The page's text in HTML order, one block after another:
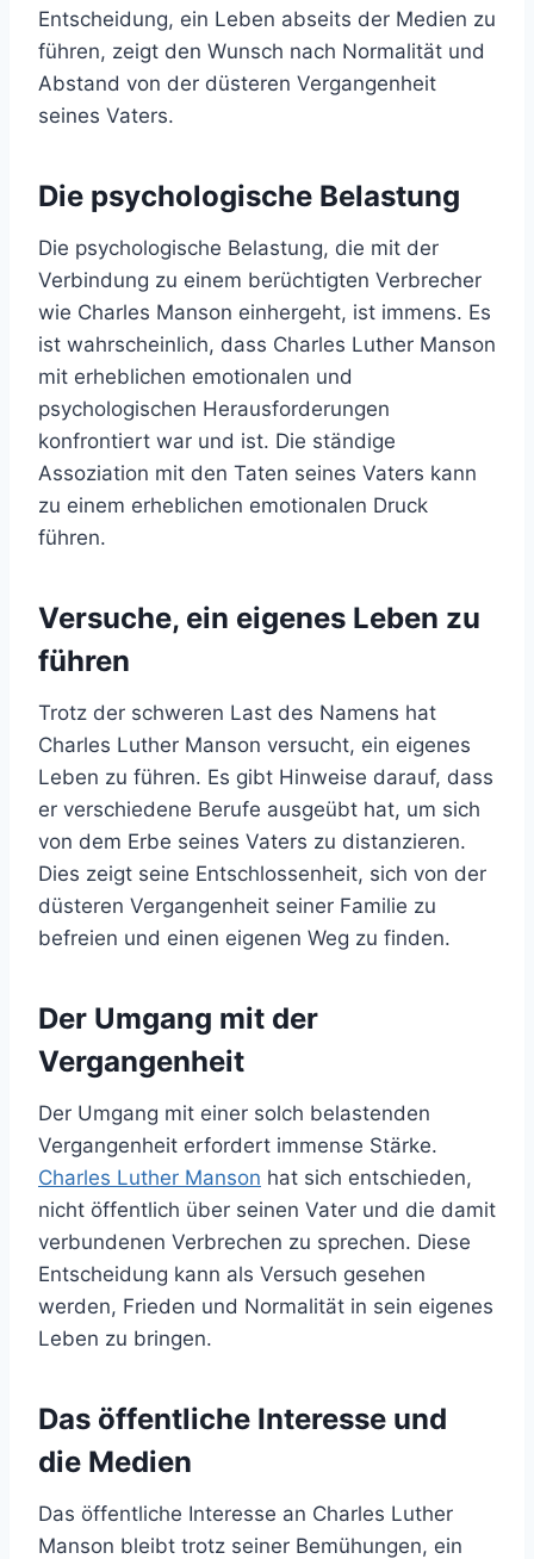
Entscheidung, ein Leben abseits der Medien zu
führen, zeigt den Wunsch nach Normalität und
Abstand von der düsteren Vergangenheit
seines Vaters.
Die psychologische Belastung
Die psychologische Belastung, die mit der
Verbindung zu einem berüchtigten Verbrecher
wie Charles Manson einhergeht, ist immens. Es
ist wahrscheinlich, dass Charles Luther Manson
mit erheblichen emotionalen und
psychologischen Herausforderungen
konfrontiert war und ist. Die ständige
Assoziation mit den Taten seines Vaters kann
zu einem erheblichen emotionalen Druck
führen.
Versuche, ein eigenes Leben zu
führen
Trotz der schweren Last des Namens hat
Charles Luther Manson versucht, ein eigenes
Leben zu führen. Es gibt Hinweise darauf, dass
er verschiedene Berufe ausgeübt hat, um sich
von dem Erbe seines Vaters zu distanzieren.
Dies zeigt seine Entschlossenheit, sich von der
düsteren Vergangenheit seiner Familie zu
befreien und einen eigenen Weg zu finden.
Der Umgang mit der
Vergangenheit
Der Umgang mit einer solch belastenden
Vergangenheit erfordert immense Stärke.
Charles Luther Manson hat sich entschieden,
nicht öffentlich über seinen Vater und die damit
verbundenen Verbrechen zu sprechen. Diese
Entscheidung kann als Versuch gesehen
werden, Frieden und Normalität in sein eigenes
Leben zu bringen.
Das öffentliche Interesse und
die Medien
Das öffentliche Interesse an Charles Luther
Manson bleibt trotz seiner Bemühungen, ein